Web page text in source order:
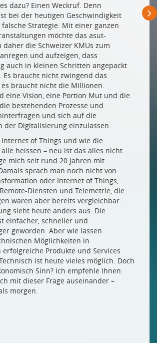
dazu? Einen Weckruf. Denn
bei der heutigen Geschwindigkeit
Strategie. Mit einer ganzen
möchte das asut-
daher die Schweizer KMUs zum
und aufzeigen, dass
auch in kleinen Schritten angepackt
Es braucht nicht zwingend das
es braucht nicht die Millionen.
eine Vision, eine Portion Mut und die
bestehenden Prozesse und
und sich auf die
der Digitalisierung einzulassen.
of Things und wie die
heissen – neu ist das alles nicht.
mich seit rund 20 Jahren mit
sprach man noch nicht von
oder Internet of Things,
Diensten und Telemetrie, die
waren aber bereits vergleichbar.
sieht heute anders aus: Die
einfacher, schneller und
geworden. Aber wie lassen
Möglichkeiten in
Produkte und Services
ist heute vieles möglich. Doch
Sinn? Ich empfehle Ihnen:
mit dieser Frage auseinander –
morgen.